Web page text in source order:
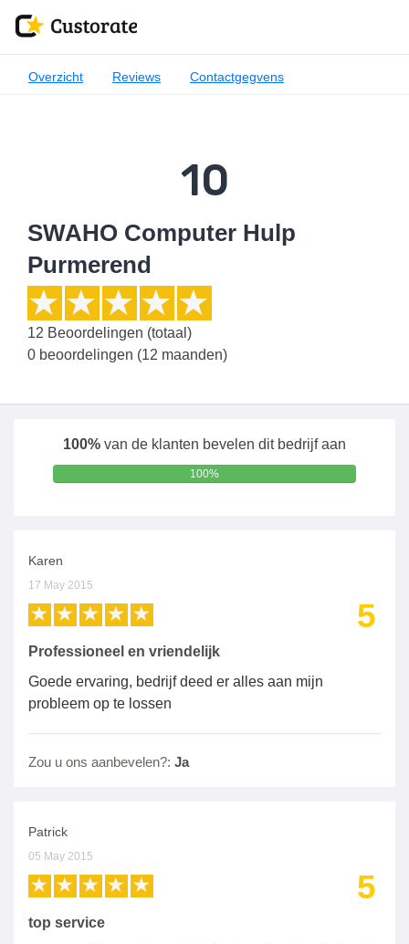
Overzicht Reviews Contactgegvens
10
SWAHO Computer Hulp
Purmerend
12 Beoordelingen (totaal)
0 beoordelingen (12 maanden)
100% van de klanten bevelen dit bedrijf aan
100%
Karen
17 May 2015
5
Professioneel en vriendelijk
Goede ervaring, bedrijf deed er alles aan mijn
probleem op te lossen
Zou u ons aanbevelen?: Ja
Patrick
05 May 2015
5
top service